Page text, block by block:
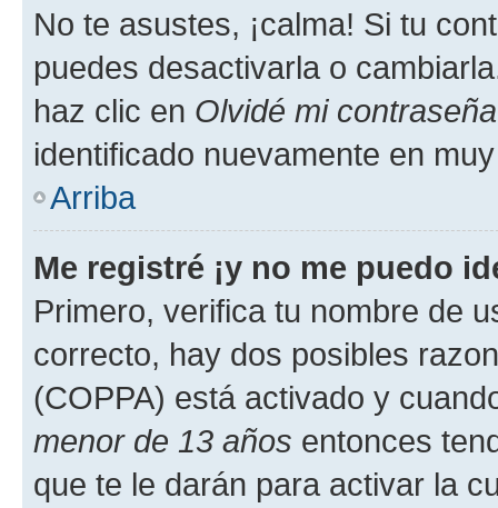
No te asustes, ¡calma! Si tu
puedes desactivarla o
haz clic en Olvidé mi contraseña
identificado nuevamente en
Arriba
Me registré ¡y no me puedo
Primero, verifica tu nombre de
correcto, hay dos posibles
(COPPA) está activado y
menor de 13 años entonces
que te le darán para activar la